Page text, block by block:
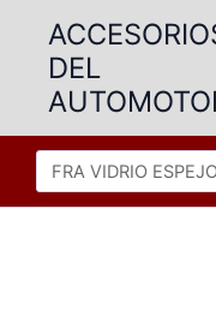
contenido
DEL